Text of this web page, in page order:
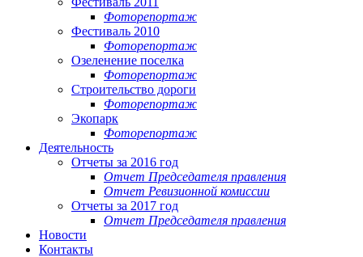
Фоторепортаж
Фестиваль 2010
Фоторепортаж
Озеленение поселка
Фоторепортаж
Строительство дороги
Фоторепортаж
Экопарк
Фоторепортаж
Деятельность
Отчеты за 2016 год
Отчет Председателя правления
Отчет Ревизионной комиссии
Отчеты за 2017 год
Отчет Председателя правления
Новости
Контакты